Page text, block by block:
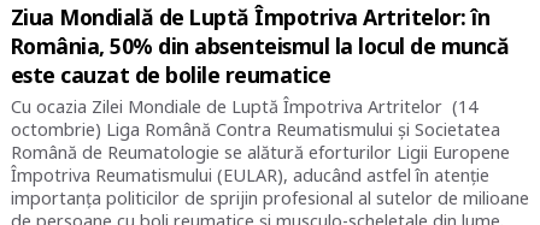
Ziua Mondială de Luptă Împotriva Artritelor: în
România, 50% din absenteismul la locul de muncă
este cauzat de bolile reumatice
Cu ocazia Zilei Mondiale de Luptă Împotriva Artritelor (14
octombrie) Liga Română Contra Reumatismului și Societatea
Română de Reumatologie se alătură eforturilor Ligii Europene
Împotriva Reumatismului (EULAR), aducând astfel în atenție
importanța politicilor de sprijin profesional al sutelor de milioane
de persoane cu boli reumatice și musculo-scheletale din lume.